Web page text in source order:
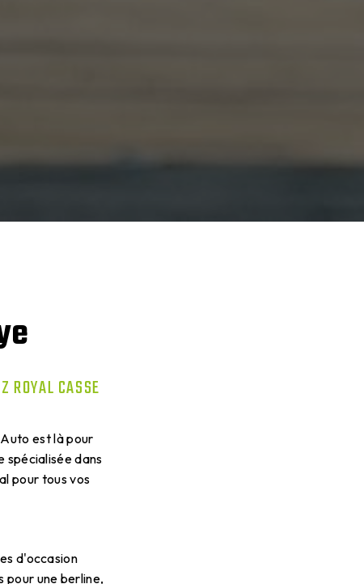
ROYAL CASSE
est là pour
spécialisée dans
pour tous vos
d'occasion
pour une berline,